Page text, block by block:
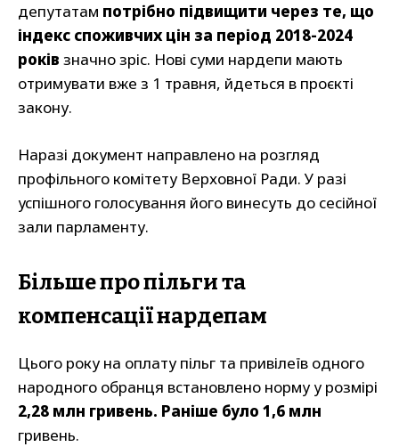
депутатам потрібно підвищити через те, що
індекс споживчих цін за період 2018-2024
років значно зріс. Нові суми нардепи мають
отримувати вже з 1 травня, йдеться в проєкті
закону.
Наразі документ направлено на розгляд
профільного комітету Верховної Ради. У разі
успішного голосування його винесуть до сесійної
зали парламенту.
Більше про пільги та
компенсації нардепам
Цього року на оплату пільг та привілеїв одного
народного обранця встановлено норму у розмірі
2,28 млн гривень. Раніше було 1,6 млн
гривень.